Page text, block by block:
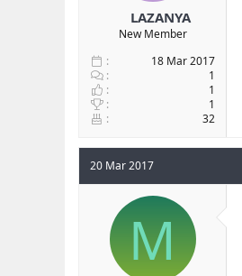
LAZANYA
New Member
18 Mar 2017
1
1
1
32
20 Mar 2017
M